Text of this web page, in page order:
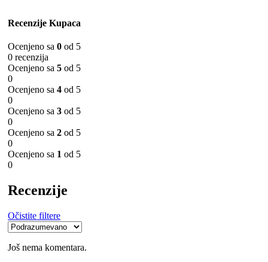
Recenzije Kupaca
Ocenjeno sa 0 od 5
0 recenzija
Ocenjeno sa 5 od 5
0
Ocenjeno sa 4 od 5
0
Ocenjeno sa 3 od 5
0
Ocenjeno sa 2 od 5
0
Ocenjeno sa 1 od 5
0
Recenzije
Očistite filtere
Još nema komentara.